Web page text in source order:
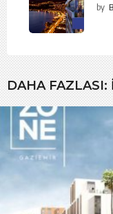
by
DAHA FAZLASI: